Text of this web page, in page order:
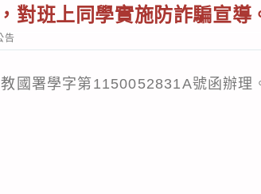
對班上同學實施防詐騙宣導
告
國署學字第1150052831A號函辦理